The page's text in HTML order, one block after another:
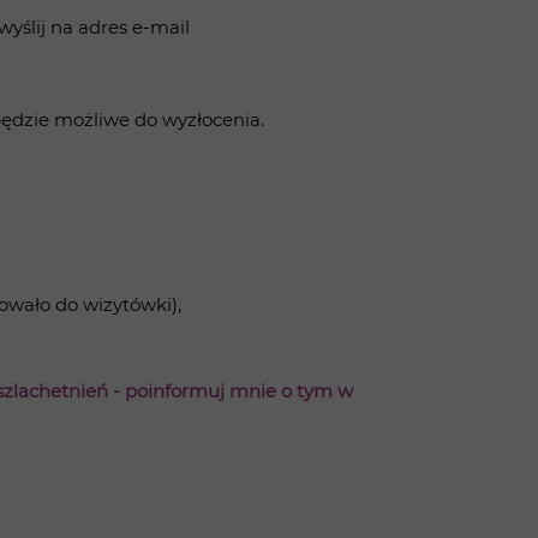
na adres e-mail
możliwe do wyzłocenia.
do wizytówki),
- poinformuj mnie o tym w